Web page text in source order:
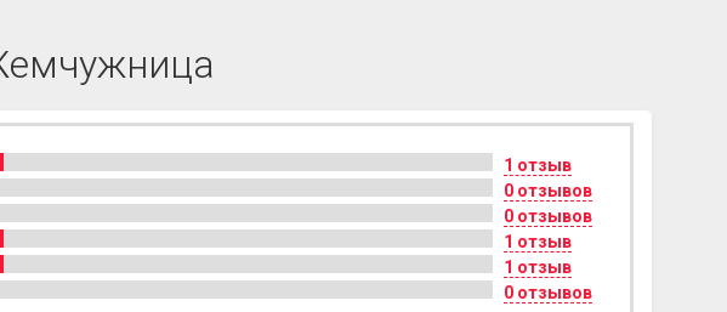
1 отзыв
0 отзывов
0 отзывов
1 отзыв
1 отзыв
0 отзывов